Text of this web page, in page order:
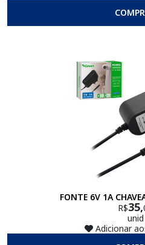
FONTE 6V 1A
R$35,
unid
Adicionar